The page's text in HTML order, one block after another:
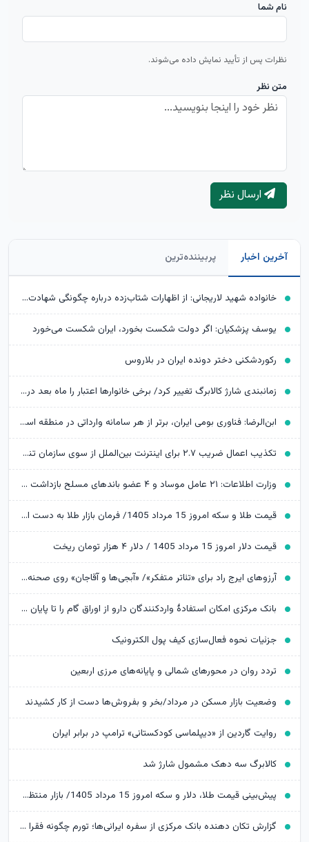
نام شما
نظرات پس از تأیید نمایش داده می‌شوند.
متن نظر
ارسال نظر
آخرین اخبار پربیننده‌ترین
خانواده شهید لاریجانی: از اظهارات شتاب‌زده درباره چگونگی شهادت اجتناب کنید
یوسف پزشکیان: اگر دولت شکست بخورد، ایران شکست می‌خورد
رکوردشکنی دختر دونده ایران در بلاروس
زمانبندی شارژ کالابرگ تغییر کرد/ برخی خانوارها اعتبار را ماه بعد دریافت می‌کنند
ابن‌الرضا: فناوری بومی ایران، برتر از هر سامانه وارداتی در منطقه است
تکذیب اعمال ضریب ۲.۷ برای اینترنت بین‌الملل از سوی سازمان تنظیم مقررات
وزارت اطلاعات: ۲۱ عامل موساد و ۴ عضو باندهای مسلح بازداشت شدند
قیمت طلا و سکه امروز 15 مرداد 1405/ فرمان بازار طلا به دست اونس جهانی افتاد
قیمت دلار امروز 15 مرداد 1405 / دلار ۴ هزار تومان ریخت
آرزوهای ایرج راد برای «تئاتر متفکر»/ «آبجی‌ها و آقاجان» روی صحنه می‌رود
بانک مرکزی امکان استفادۀ واردکنندگان دارو از اوراق گام را تا پایان امسال تمدید کرد
جزئیات نحوه فعال‌سازی کیف پول الکترونیک
تردد روان در محورهای شمالی و پایانه‌های مرزی اربعین
وضعیت بازار مسکن در مرداد/بخر و بفروش‌ها دست از کار کشیدند
روایت گاردین از «دیپلماسی کودکستانی» ترامپ در برابر ایران
کالابرگ سه دهک مشمول شارژ شد
پیش‌بینی قیمت طلا، دلار و سکه امروز 15 مرداد 1405/ بازار منتظر مذاکرات تنگه هرمز
گزارش تکان‌ دهنده بانک مرکزی از سفره ایرانی‌ها؛ تورم چگونه فقرا را فقیرتر کرد؟